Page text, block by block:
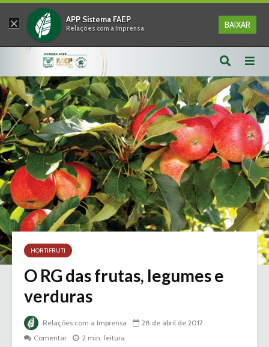
× APP Sistema FAEP
Relações com a Imprensa BAIXAR
HORTIFRUTI
O RG das frutas, legumes e
verduras
Relações com a Imprensa
28 de abril de 2017
Comentar
2 min. leitura